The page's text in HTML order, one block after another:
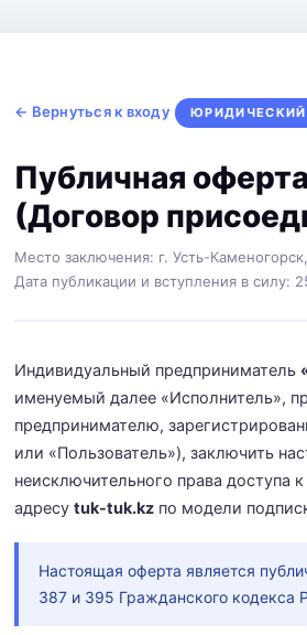
← Вернуться к входу
Публичная оферта
(Договор
Место заключения: г. Усть-
Дата публикации и вступления в силу:
Индивидуальный предприниматель
именуемый далее «Исполнитель»,
предпринимателю,
или «Пользователь»), заключить
неисключительного права доступа
адресу tuk-tuk.kz по модели
Настоящая оферта является
387 и 395 Гражданского кодекса